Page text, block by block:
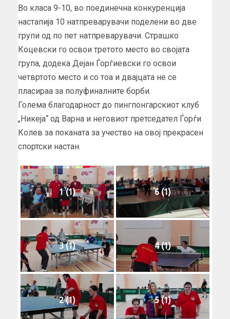
Во класа 9-10, во поединечна конкуренција
настапија 10 натпреварувачи поделени во две
групи од по пет натпреварувачи. Страшко
Коцевски го освои третото место во својата
група, додека Дејан Ѓорѓиевски го освои
четвртото место и со тоа и двајцата не се
пласираа за полуфиналните борби.
Голема благодарност до пингпонгарскиот клуб
„Никеја“ од Варна и неговиот претседател Ѓорѓи
Колев за поканата за учество на овој прекрасен
спортски настан.
1 (1) 6 (1)
3 (1) 4 (1)
2 (1) 5 (1)